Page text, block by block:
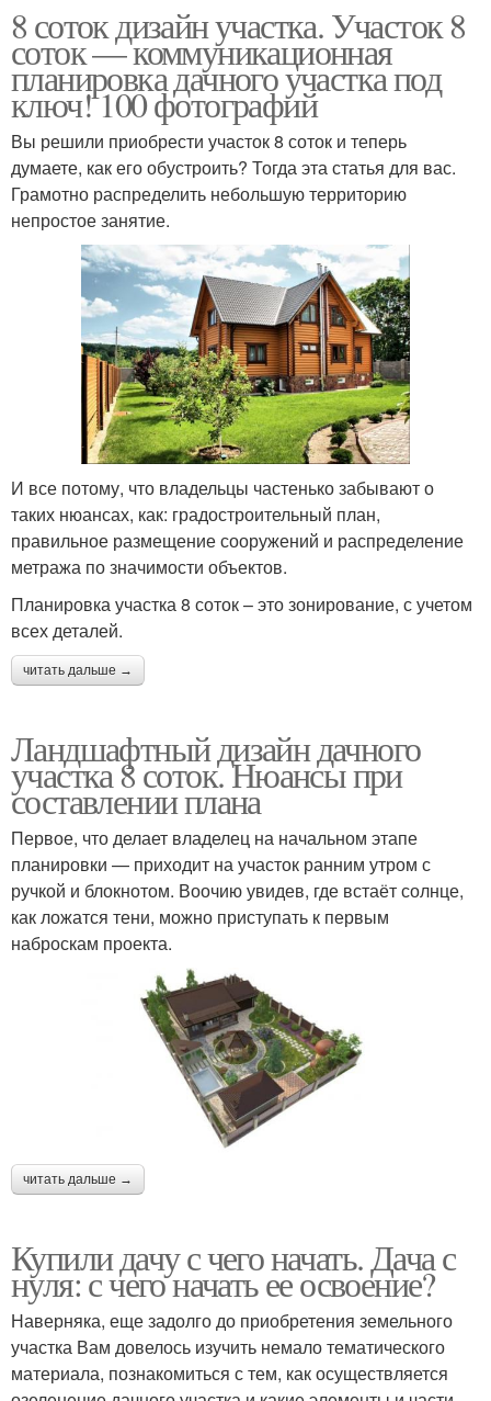
8 соток дизайн участка. Участок 8
соток — коммуникационная
планировка дачного участка под
ключ! 100 фотографий
Вы решили приобрести участок 8 соток и теперь
думаете, как его обустроить? Тогда эта статья для вас.
Грамотно распределить небольшую территорию
непростое занятие.
И все потому, что владельцы частенько забывают о
таких нюансах, как: градостроительный план,
правильное размещение сооружений и распределение
метража по значимости объектов.
Планировка участка 8 соток – это зонирование, с учетом
всех деталей.
читать дальше →
Ландшафтный дизайн дачного
участка 8 соток. Нюансы при
составлении плана
Первое, что делает владелец на начальном этапе
планировки — приходит на участок ранним утром с
ручкой и блокнотом. Воочию увидев, где встаёт солнце,
как ложатся тени, можно приступать к первым
наброскам проекта.
читать дальше →
Купили дачу с чего начать. Дача с
нуля: с чего начать ее освоение?
Наверняка, еще задолго до приобретения земельного
участка Вам довелось изучить немало тематического
материала, познакомиться с тем, как осуществляется